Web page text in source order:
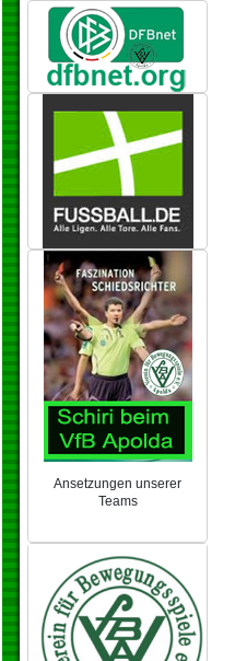
Ansetzungen unserer
Teams